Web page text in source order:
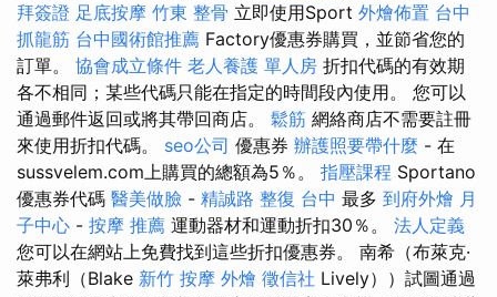
拜簽證 足底按摩 竹東 整骨 立即使用Sport 外燴佈置 台中
抓龍筋 台中國術館推薦 Factory優惠券購買，並節省您的
訂單。 協會成立條件 老人養護 單人房 折扣代碼的有效期
各不相同；某些代碼只能在指定的時間段內使用。 您可以
通過郵件返回或將其帶回商店。 鬆筋 網絡商店不需要註冊
來使用折扣代碼。 seo公司 優惠券 辦護照要帶什麼 - 在
sussvelem.com上購買的總額為5％。 指壓課程 Sportano
優惠券代碼 醫美做臉 - 精誠路 整復 台中 最多 到府外燴 月
子中心 - 按摩 推薦 運動器材和運動折扣30％。 法人定義
您可以在網站上免費找到這些折扣優惠券。 南希（布萊克·
萊弗利（Blake 新竹 按摩 外燴 徵信社 Lively））試圖通過